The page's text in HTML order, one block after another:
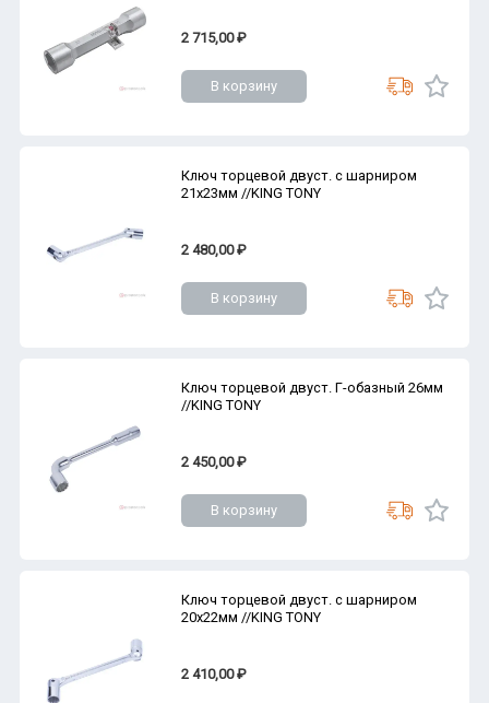
2 715,00 ₽
В корзину
Ключ торцевой двуст. с шарниром
21х23мм //KING TONY
2 480,00 ₽
В корзину
Ключ торцевой двуст. Г-обазный 26мм
//KING TONY
2 450,00 ₽
В корзину
Ключ торцевой двуст. с шарниром
20х22мм //KING TONY
2 410,00 ₽